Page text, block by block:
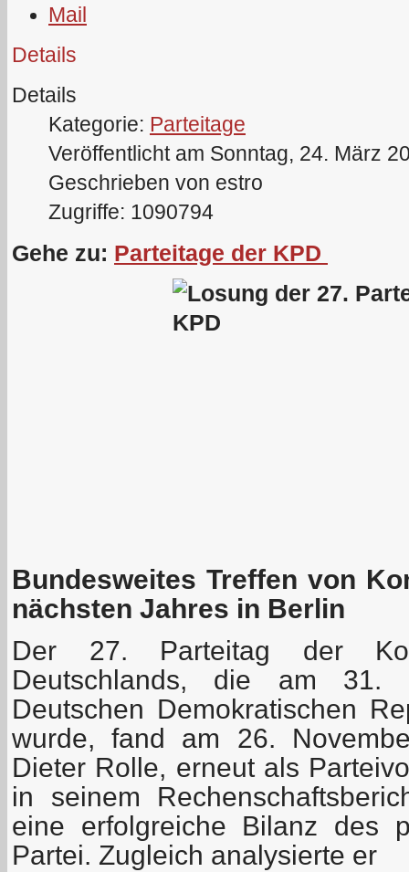
Details
Details
Kategorie: Parteitage
Veröffentlicht am Sonntag, 24. März
Geschrieben von estro
Zugriffe: 1090794
Gehe zu: Parteitage der KPD
Bundesweites Treffen von
nächsten Jahres in Berlin
Der 27. Parteitag der
Deutschlands, die am
Deutschen Demokratischen
wurde, fand am 26.
Dieter Rolle, erneut als
in seinem
eine erfolgreiche Bilanz des
Partei. Zugleich analysierte er